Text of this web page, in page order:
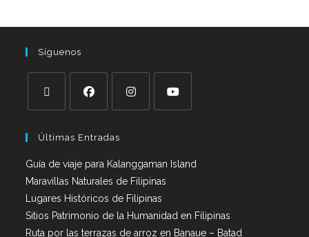
Síguenos
Últimas Entradas
Guía de viaje para Kalanggaman Island
Maravillas Naturales de Filipinas
Lugares Históricos de Filipinas
Sitios Patrimonio de la Humanidad en Filipinas
Ruta por las terrazas de arroz en Banaue – Batad